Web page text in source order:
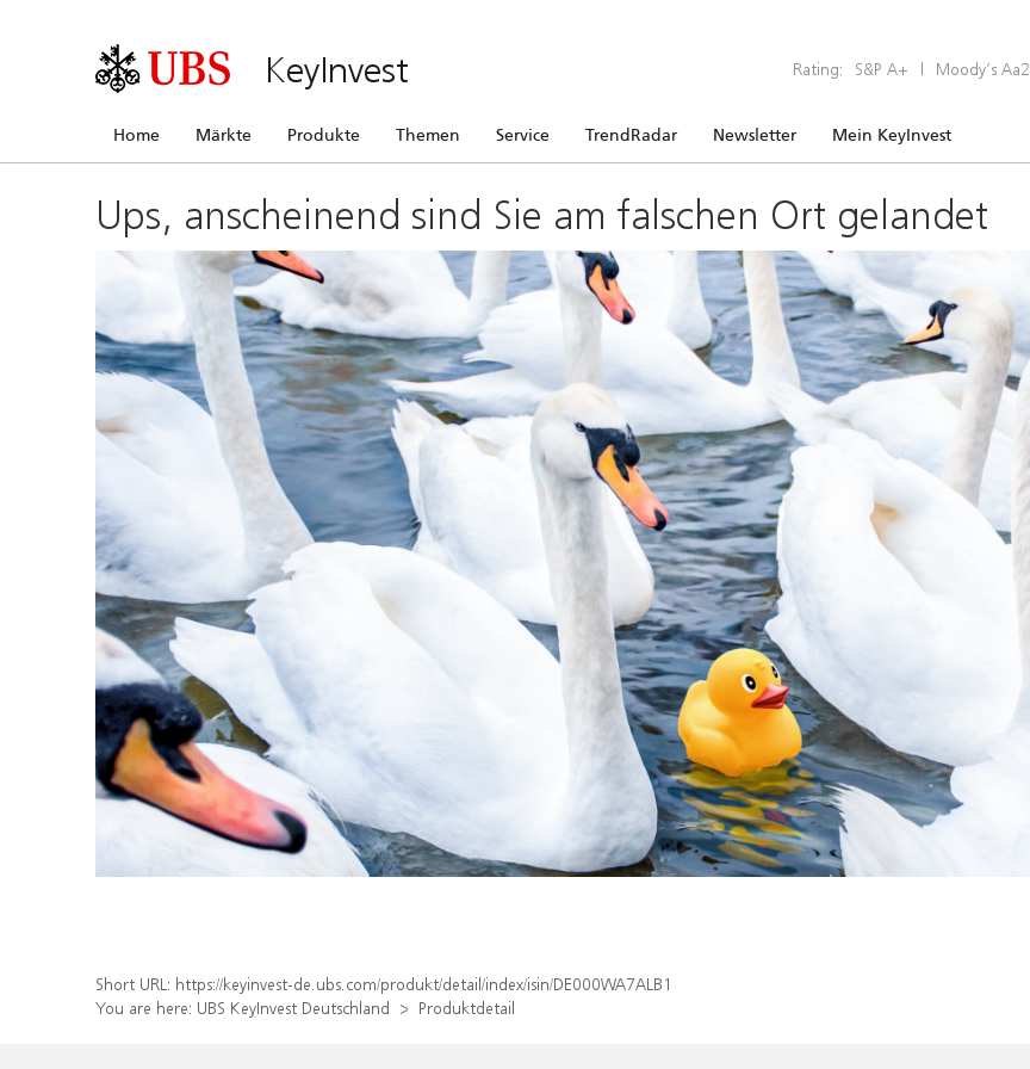
KeyInvest Rating: S&P A+ | Moody’s Aa2
Home Märkte Produkte Themen Service TrendRadar Newsletter Mein KeyInvest
Ups, anscheinend sind Sie am falschen Ort gelandet
Short URL: https://keyinvest-de.ubs.com/produkt/detail/index/isin/DE000WA7ALB1
You are here: UBS KeyInvest Deutschland Produktdetail